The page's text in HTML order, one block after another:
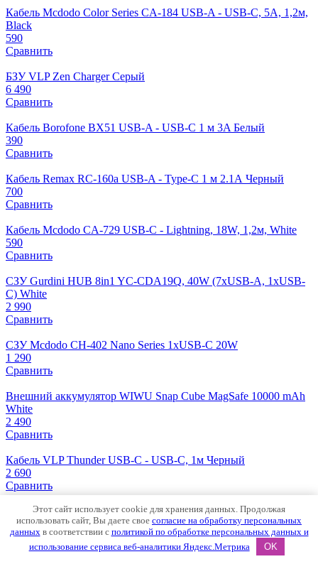
Кабель Mcdodo Color Series CA-184 USB-A - USB-C, 5A, 1,2м,
Black
590
Сравнить
БЗУ VLP Zen Charger Серый
6 490
Сравнить
Кабель Borofone BX51 USB-A - USB-C 1 м 3A Белый
390
Сравнить
Кабель Remax RC-160a USB-A - Type-C 1 м 2.1А Черный
700
Сравнить
Кабель Mcdodo CA-729 USB-C - Lightning, 18W, 1,2м, White
590
Сравнить
СЗУ Gurdini HUB 8in1 YC-CDA19Q, 40W (7xUSB-A, 1xUSB-
C) White
2 990
Сравнить
СЗУ Mcdodo CH-402 Nano Series 1xUSB-C 20W
1 290
Сравнить
Внешний аккумулятор WIWU Snap Cube MagSafe 10000 mAh
White
2 490
Сравнить
Кабель VLP Thunder USB-C - USB-C, 1м Черный
2 690
Сравнить
Внешний аккумулятор Gurdini Speed Series 10000 mAh Black
1 290
Сравнить
Этот сайт использует cookie для хранения данных. Продолжая
использовать сайт, Вы даете свое согласие на обработку персональных
данных в соответствии с политикой по обработке персональных данных и
использование сервиса веб-аналитики Яндекс.Метрика
OK